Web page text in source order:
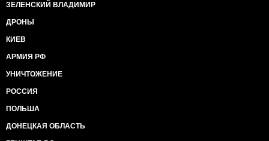
ЗЕЛЕНСКИЙ ВЛАДИМИР
ДРОНЫ
КИЕВ
АРМИЯ РФ
УНИЧТОЖЕНИЕ
РОССИЯ
ПОЛЬША
ДОНЕЦКАЯ ОБЛАСТЬ